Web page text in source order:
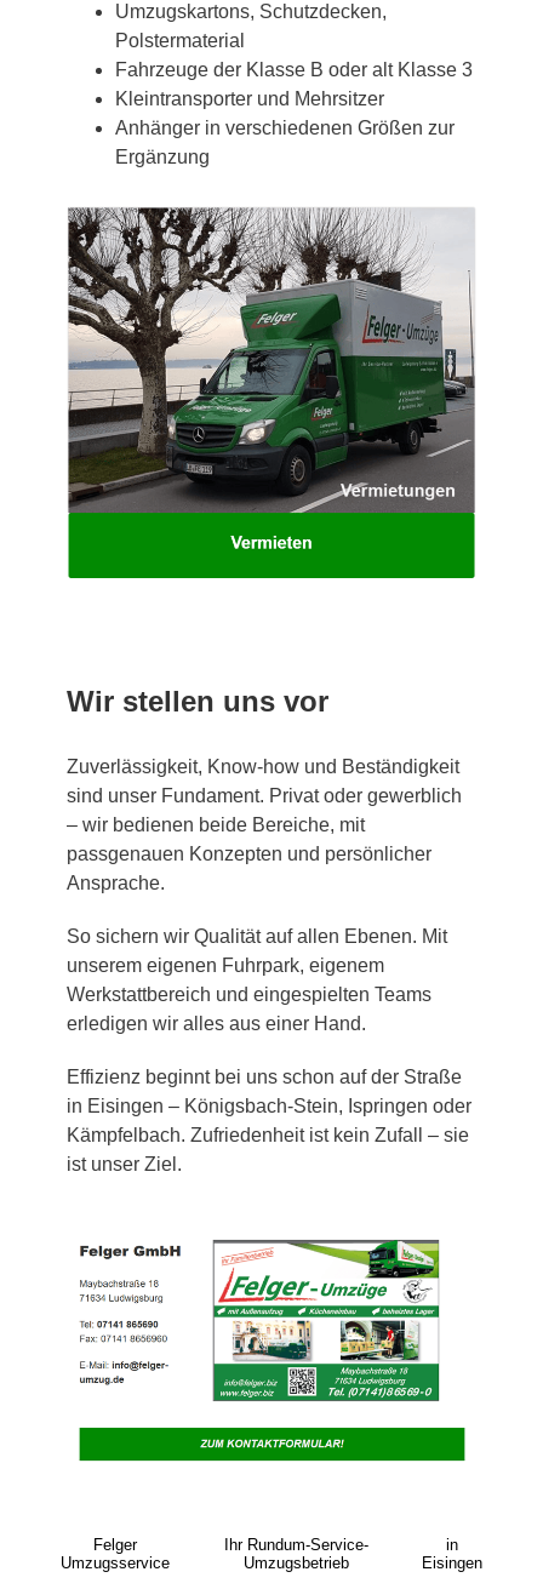
Umzugskartons, Schutzdecken,
Polstermaterial
Fahrzeuge der Klasse B oder alt Klasse 3
Kleintransporter und Mehrsitzer
Anhänger in verschiedenen Größen zur
Ergänzung
Wir stellen uns vor
Zuverlässigkeit, Know-how und Beständigkeit
sind unser Fundament. Privat oder gewerblich
– wir bedienen beide Bereiche, mit
passgenauen Konzepten und persönlicher
Ansprache.
So sichern wir Qualität auf allen Ebenen. Mit
unserem eigenen Fuhrpark, eigenem
Werkstattbereich und eingespielten Teams
erledigen wir alles aus einer Hand.
Effizienz beginnt bei uns schon auf der Straße
in Eisingen – Königsbach-Stein, Ispringen oder
Kämpfelbach. Zufriedenheit ist kein Zufall – sie
ist unser Ziel.
Felger
Umzugsservice
Ihr Rundum-Service-
Umzugsbetrieb
in
Eisingen